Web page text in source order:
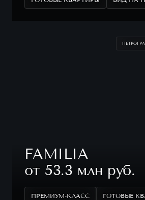
FAMILIA
от 53.3 млн руб.
ПРЕМИУМ-КЛАСС ГОТОВЫЕ